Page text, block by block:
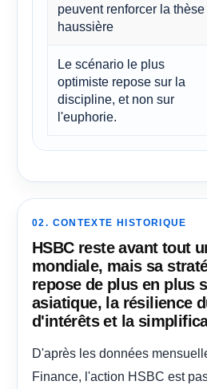
peuvent renforcer la thèse
haussière
Le scénario le plus
optimiste repose sur la
discipline, et non sur
l'euphorie.
02. CONTEXTE HISTORIQUE
HSBC reste avant tout
mondiale, mais sa
repose de plus en plus
asiatique, la résilience
d'intérêts et la
D'après les données
Finance, l'action HSBC est